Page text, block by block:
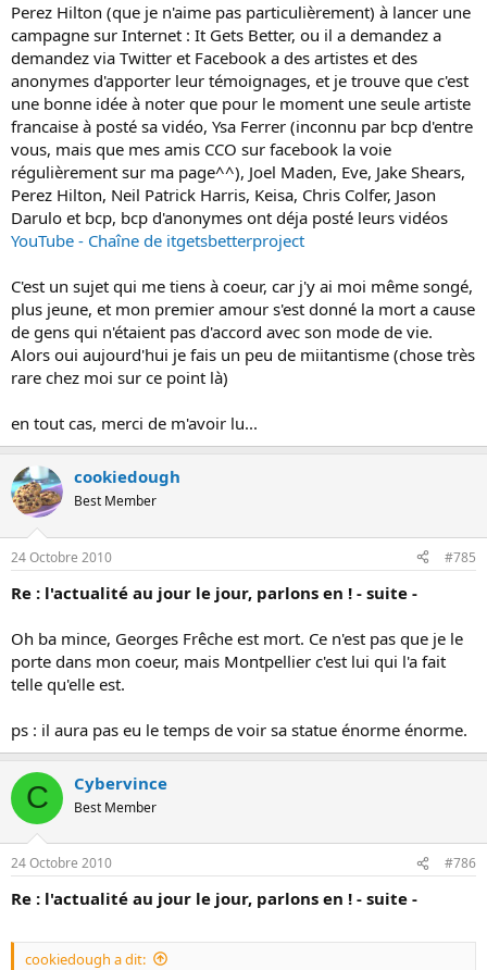
Perez Hilton (que je n'aime pas particulièrement) à lancer une
campagne sur Internet : It Gets Better, ou il a demandez a
demandez via Twitter et Facebook a des artistes et des
anonymes d'apporter leur témoignages, et je trouve que c'est
une bonne idée à noter que pour le moment une seule artiste
francaise à posté sa vidéo, Ysa Ferrer (inconnu par bcp d'entre
vous, mais que mes amis CCO sur facebook la voie
régulièrement sur ma page^^), Joel Maden, Eve, Jake Shears,
Perez Hilton, Neil Patrick Harris, Keisa, Chris Colfer, Jason
Darulo et bcp, bcp d'anonymes ont déja posté leurs vidéos
YouTube - Chaîne de itgetsbetterproject
C'est un sujet qui me tiens à coeur, car j'y ai moi même songé,
plus jeune, et mon premier amour s'est donné la mort a cause
de gens qui n'étaient pas d'accord avec son mode de vie.
Alors oui aujourd'hui je fais un peu de miitantisme (chose très
rare chez moi sur ce point là)
en tout cas, merci de m'avoir lu...
cookiedough
Best Member
24 Octobre 2010 #785
Re : l'actualité au jour le jour, parlons en ! - suite -
Oh ba mince, Georges Frêche est mort. Ce n'est pas que je le
porte dans mon coeur, mais Montpellier c'est lui qui l'a fait
telle qu'elle est.
ps : il aura pas eu le temps de voir sa statue énorme énorme.
C Cybervince
Best Member
24 Octobre 2010 #786
Re : l'actualité au jour le jour, parlons en ! - suite -
cookiedough a dit: